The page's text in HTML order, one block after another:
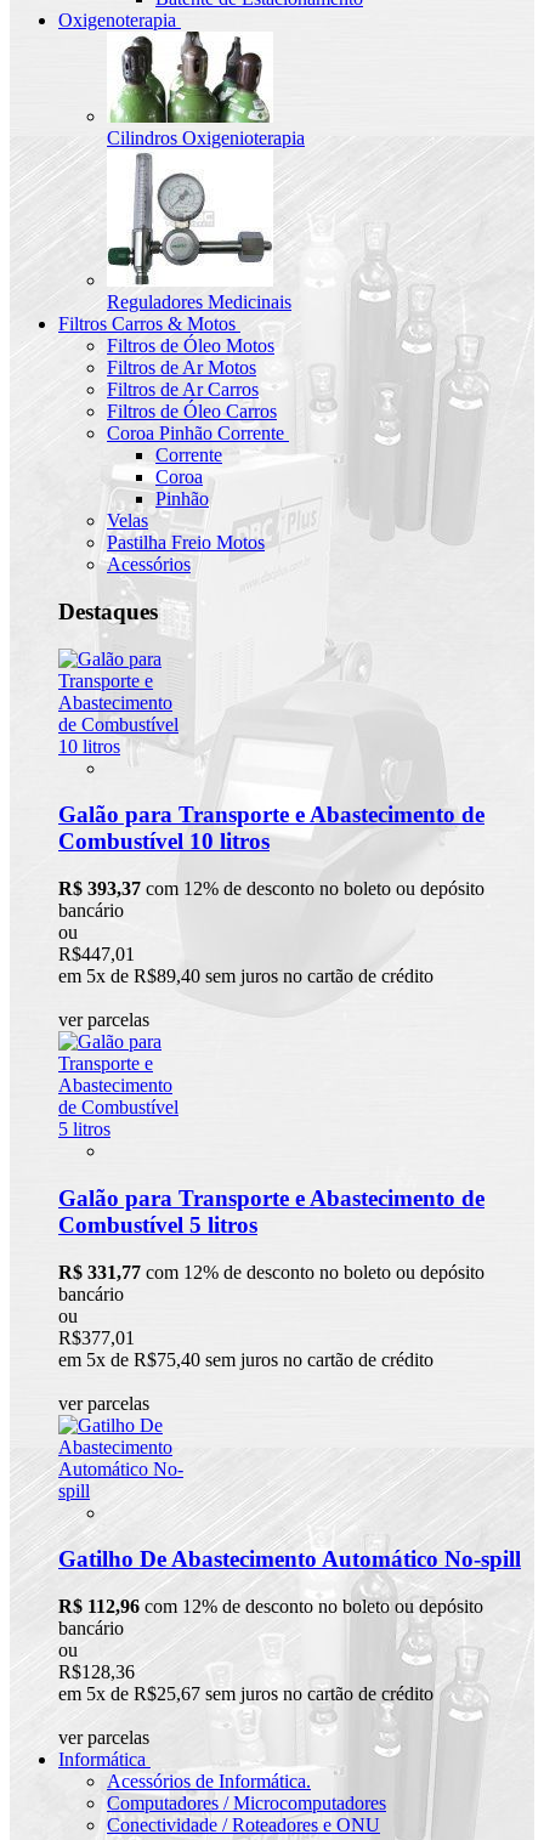
Oxigenoterapia
Cilindros Oxigenioterapia
Reguladores Medicinais
Filtros Carros & Motos
Filtros de Óleo Motos
Filtros de Ar Motos
Filtros de Ar Carros
Filtros de Óleo Carros
Coroa Pinhão Corrente
Corrente
Coroa
Pinhão
Velas
Pastilha Freio Motos
Acessórios
Destaques
Galão para Transporte e Abastecimento de
Combustível 10 litros
R$ 393,37 com 12% de desconto no boleto ou depósito
bancário
ou
R$447,01
em 5x de R$89,40 sem juros no cartão de crédito
ver parcelas
Galão para Transporte e Abastecimento de
Combustível 5 litros
R$ 331,77 com 12% de desconto no boleto ou depósito
bancário
ou
R$377,01
em 5x de R$75,40 sem juros no cartão de crédito
ver parcelas
Gatilho De Abastecimento Automático No-spill
R$ 112,96 com 12% de desconto no boleto ou depósito
bancário
ou
R$128,36
em 5x de R$25,67 sem juros no cartão de crédito
ver parcelas
Informática
Acessórios de Informática.
Computadores / Microcomputadores
Conectividade / Roteadores e ONU